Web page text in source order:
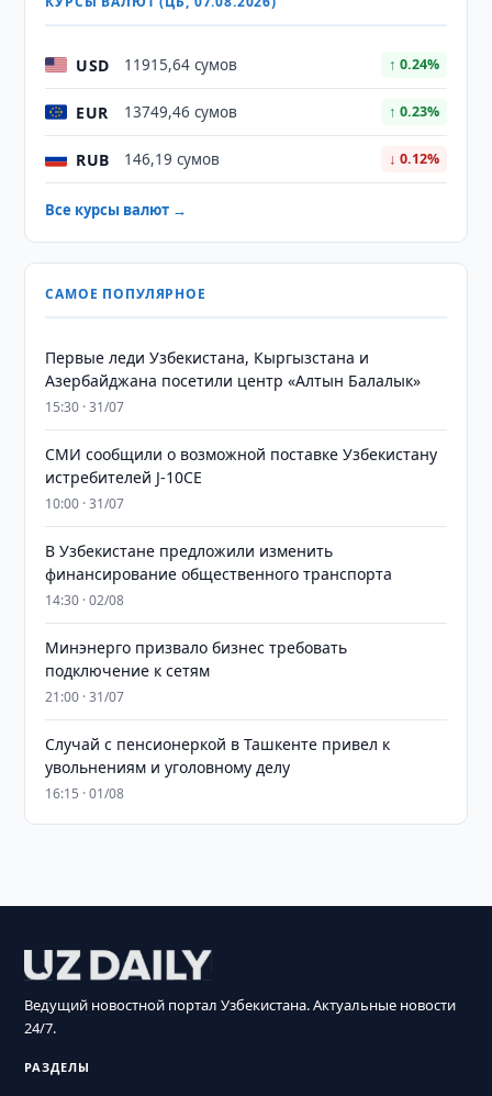
USD 11915,64 сумов ↑ 0.24%
EUR 13749,46 сумов ↑ 0.23%
RUB 146,19 сумов ↓ 0.12%
Все курсы валют →
САМОЕ ПОПУЛЯРНОЕ
Первые леди Узбекистана, Кыргызстана и
Азербайджана посетили центр «Алтын Балалык»
15:30 · 31/07
СМИ сообщили о возможной поставке Узбекистану
истребителей J-10CE
10:00 · 31/07
В Узбекистане предложили изменить
финансирование общественного транспорта
14:30 · 02/08
Минэнерго призвало бизнес требовать
подключение к сетям
21:00 · 31/07
Случай с пенсионеркой в Ташкенте привел к
увольнениям и уголовному делу
16:15 · 01/08
Ведущий новостной портал Узбекистана. Актуальные новости
24/7.
РАЗДЕЛЫ